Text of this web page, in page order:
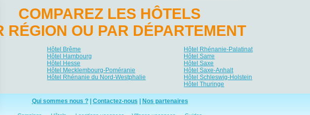
COMPAREZ LES HÔTELS
RÉGION OU PAR DÉPARTEMENT
Hôtel Brême
Hôtel Hambourg
Hôtel Hesse
Hôtel Mecklembourg-Poméranie
Hôtel Rhénanie du Nord-Westphalie
Hôtel Rhénanie-Palatinat
Hôtel Sarre
Hôtel Saxe
Hôtel Saxe-Anhalt
Hôtel Schleswig-Holstein
Hôtel Thuringe
Qui sommes nous ?| Contactez-nous | Nos partenaires